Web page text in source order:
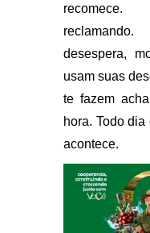
desespera,
usam suas
te fazem
hora. Todo
acontece.